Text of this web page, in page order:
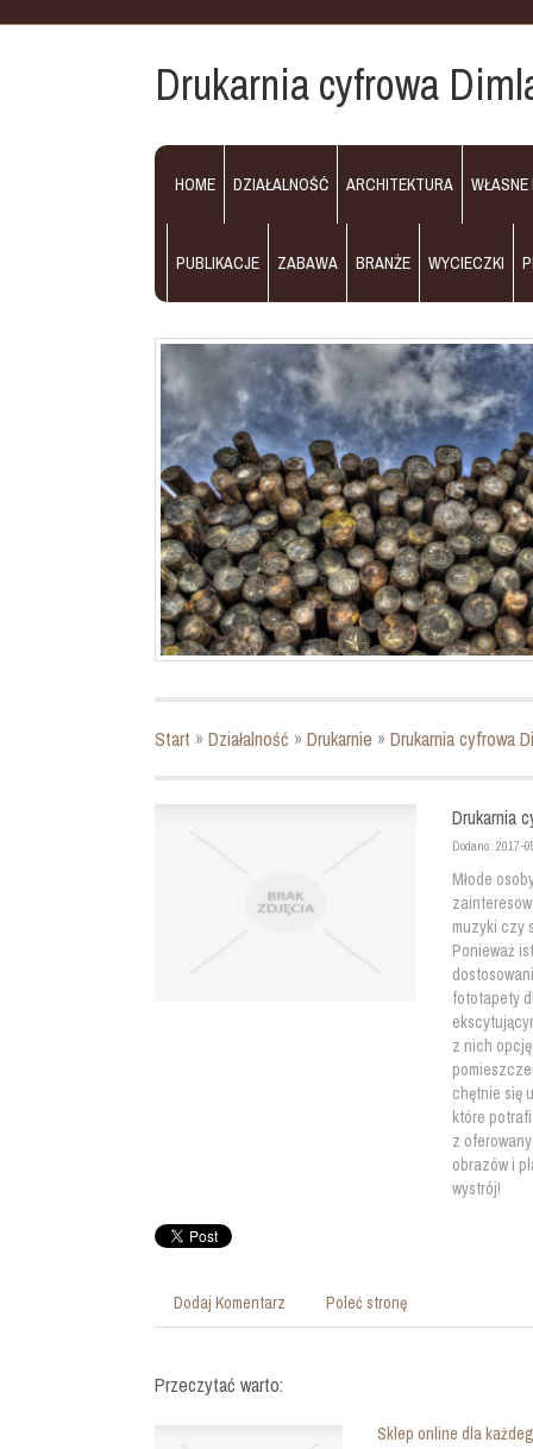
Drukarnia cyfrowa
HOME DZIAŁALNOŚĆ ARCHITEKTURA WŁASNE
PUBLIKACJE ZABAWA BRANŻE WYCIECZKI
Start »Działalność »Drukarnie »Drukarnia cyfrowa
Drukarnia
Dodano: 2017-
Młode
muzyki czy
Ponieważ
fototapety
z nich
chętnie się
które
z
obrazów i
wystrój!
Dodaj Komentarz Poleć stronę
Przeczytać warto:
Sklep online dla